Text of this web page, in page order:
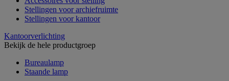
Stellingen voor archiefruimte
Stellingen voor kantoor
Kantoorverlichting
Bekijk de hele productgroep
Bureaulamp
Staande lamp